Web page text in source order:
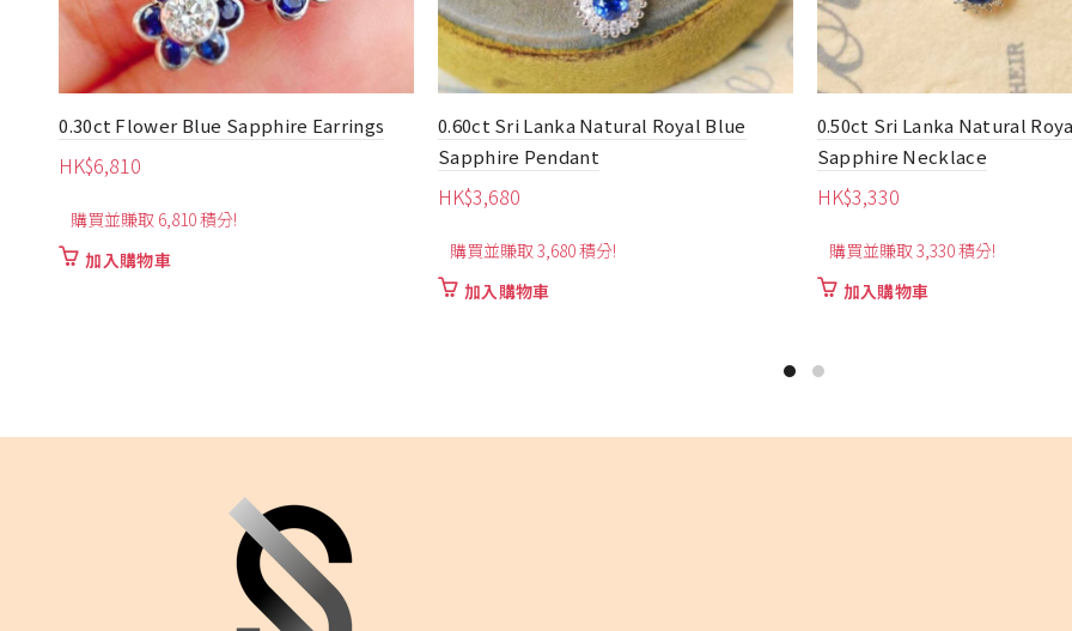
0.60ct Sri Lanka Natural Royal Blue
Sapphire Pendant
購買並賺取 3,680 積分!
0.50ct Sri Lanka Natural Royal Blue
Sapphire Necklace
HK$3,330
購買並賺取 3,330 積分!
加入購物車
0.527ct & 2.04ct & 0.362ct
Floral Ring
HK$12,300
購買並賺取 12,300 積分!
加入購物車